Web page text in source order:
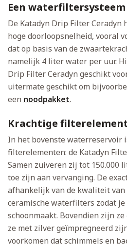
Een
De Katadyn Drip Filter
hoge doorloopsnelheid, vooral
dat op basis van de
namelijk 4 liter water per uur.
Drip Filter Ceradyn geschikt
uitermate geschikt om
een noodpakket.
Krachtige
In het bovenste waterreservoir
filterelementen: de Katadyn
Samen zuiveren zij tot 150.000
toe zijn aan vervanging. De
afhankelijk van de kwaliteit van
ceramische waterfilters zodat
schoonmaakt. Bovendien zijn
ze met zilver geïmpregneerd
voorkomen dat schimmels en